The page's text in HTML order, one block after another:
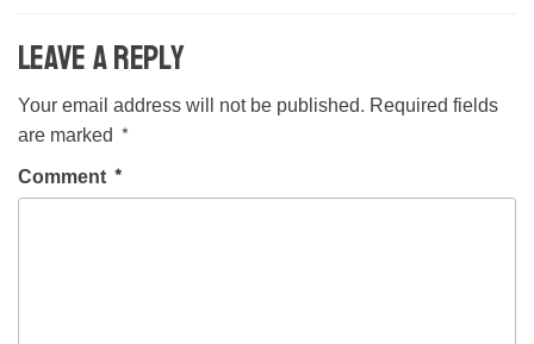
Leave a Reply
Your email address will not be published. Required fields
are marked *
Comment *